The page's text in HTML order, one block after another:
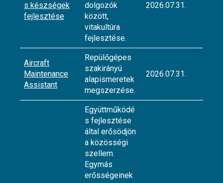
s készségek
fejlesztése
dolgozók
között,
vitakultúra
fejlesztése.
2026.07.31.
Aircraft
Maintenance
Assistant
Repülőgépes
szakirányú
alapismeretek
megszerzése.
2026.07.31.
Együttműködé
s fejlesztése
által erősödjön
a közösségi
szellem.
Egymás
erősségeinek